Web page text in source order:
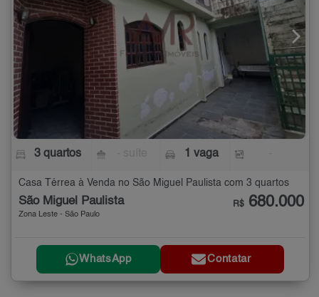
3 quartos 1 vaga
Casa Térrea à Venda no São Miguel Paulista com 3 quartos
São Miguel Paulista
Zona Leste - São Paulo
R$ 680.000
WhatsApp Contatar